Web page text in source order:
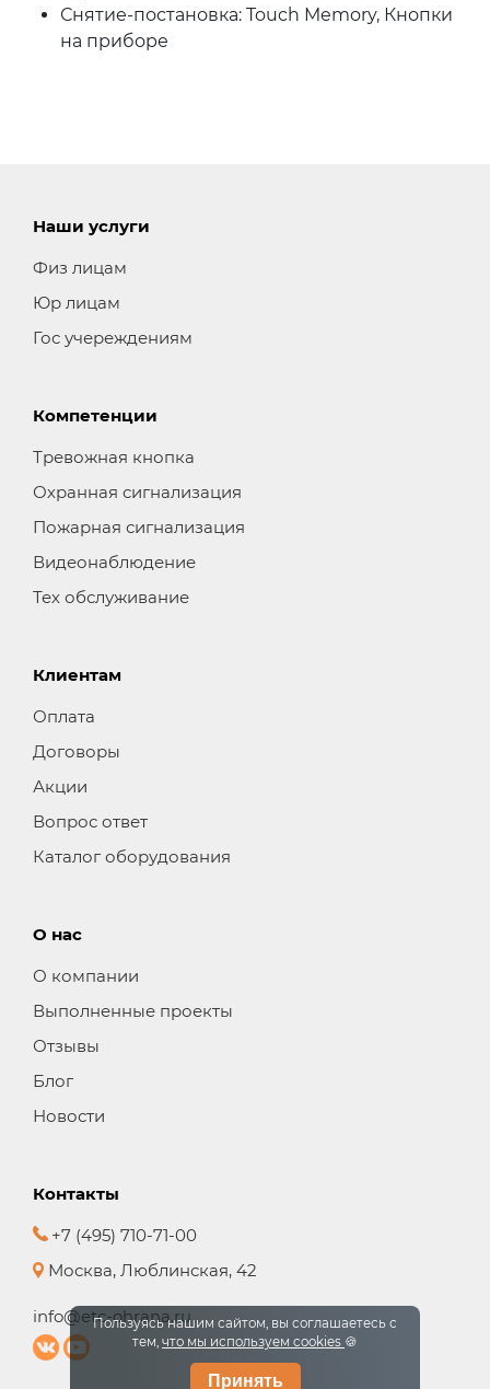
Снятие-постановка: Touch Memory, Кнопки
на приборе
Наши услуги
Физ лицам
Юр лицам
Гос учереждениям
Компетенции
Тревожная кнопка
Охранная сигнализация
Пожарная сигнализация
Видеонаблюдение
Тех обслуживание
Клиентам
Оплата
Договоры
Акции
Вопрос ответ
Каталог оборудования
О нас
О компании
Выполненные проекты
Отзывы
Блог
Новости
Контакты
+7 (495) 710-71-00
Москва, Люблинская, 42
info@etc-ohrana.ru
Пользуясь нашим сайтом, вы соглашаетесь с
тем, что мы используем cookies 🍪
Принять